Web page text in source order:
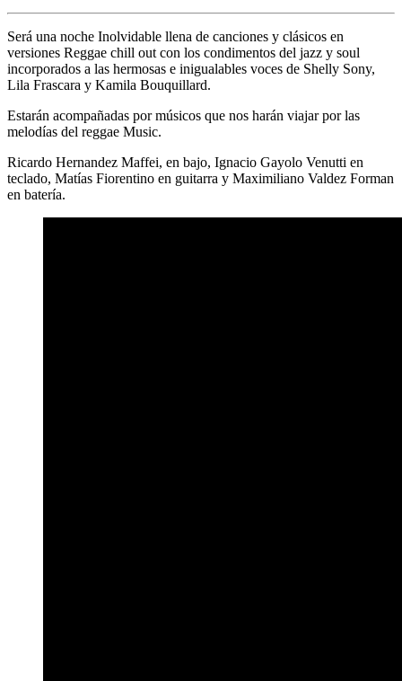
Será una noche Inolvidable llena de canciones y clásicos en
versiones Reggae chill out con los condimentos del jazz y soul
incorporados a las hermosas e inigualables voces de Shelly Sony,
Lila Frascara y Kamila Bouquillard.
Estarán acompañadas por músicos que nos harán viajar por las
melodías del reggae Music.
Ricardo Hernandez Maffei, en bajo, Ignacio Gayolo Venutti en
teclado, Matías Fiorentino en guitarra y Maximiliano Valdez Forman
en batería.